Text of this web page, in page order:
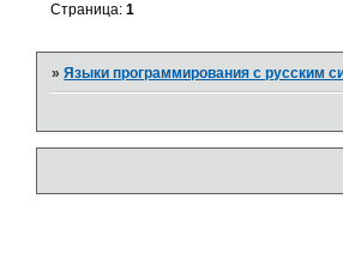
Страница:1
»Языки программирования с русским